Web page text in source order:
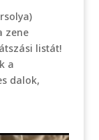
zene
listát!
a
dalok,